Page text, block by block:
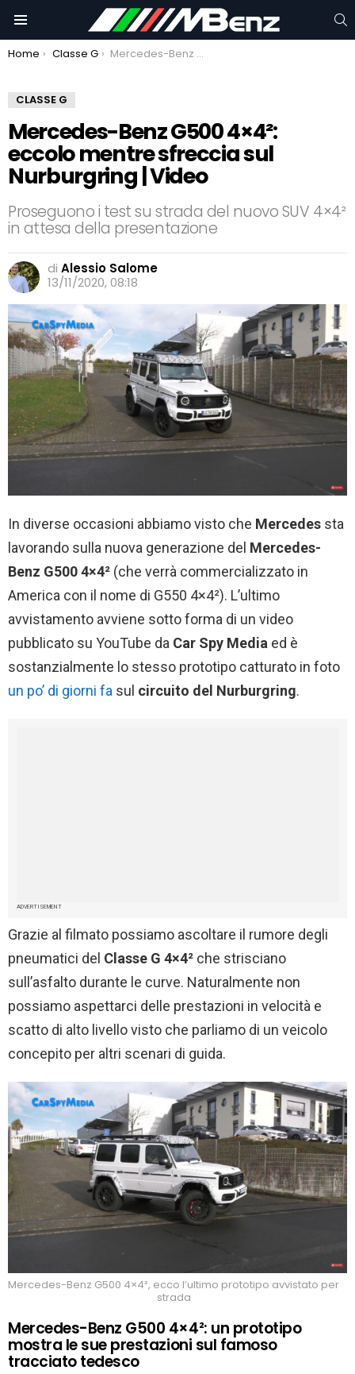
You are here:
Home Classe G Mercedes-Benz G500 4×4²: eccolo mentre sfreccia sul Nurburgring | Video
CLASSE G
Mercedes-Benz G500 4×4²:
eccolo mentre sfreccia sul
Nurburgring | Video
Proseguono i test su strada del nuovo SUV 4×4²
in attesa della presentazione
di Alessio Salome
13/11/2020, 08:18
In diverse occasioni abbiamo visto che Mercedes sta
lavorando sulla nuova generazione del Mercedes-
Benz G500 4×4² (che verrà commercializzato in
America con il nome di G550 4×4²). L’ultimo
avvistamento avviene sotto forma di un video
pubblicato su YouTube da Car Spy Media ed è
sostanzialmente lo stesso prototipo catturato in foto
un po’ di giorni fa sul circuito del Nurburgring.
ADVERTISEMENT
Grazie al filmato possiamo ascoltare il rumore degli
pneumatici del Classe G 4×4² che strisciano
sull’asfalto durante le curve. Naturalmente non
possiamo aspettarci delle prestazioni in velocità e
scatto di alto livello visto che parliamo di un veicolo
concepito per altri scenari di guida.
Mercedes-Benz G500 4×4², ecco l’ultimo prototipo avvistato per
strada
Mercedes-Benz G500 4×4²: un prototipo
mostra le sue prestazioni sul famoso
tracciato tedesco